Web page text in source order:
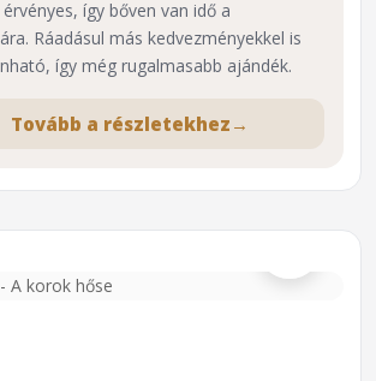
⌕
így bőven van idő a
Ráadásul más kedvezményekkel is
így még rugalmasabb ajándék.
Tovább a részletekhez →